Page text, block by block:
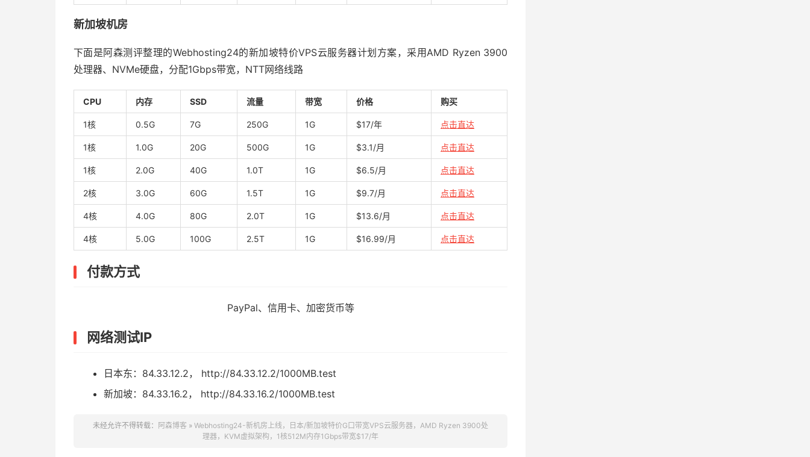
新加坡机房
下面是阿森测评整理的Webhosting24的新加坡特价VPS云服务器计划方案，采用AMD Ryzen 3900
处理器、NVMe硬盘，分配1Gbps带宽，NTT网络线路
CPU 内存 SSD 流量 带宽 价格 购买
1核 0.5G 7G 250G 1G $17/年 点击直达
1核 1.0G 20G 500G 1G $3.1/月 点击直达
1核 2.0G 40G 1.0T 1G $6.5/月 点击直达
2核 3.0G 60G 1.5T 1G $9.7/月 点击直达
4核 4.0G 80G 2.0T 1G $13.6/月 点击直达
4核 5.0G 100G 2.5T 1G $16.99/月 点击直达
付款方式
PayPal、信用卡、加密货币等
网络测试IP
日本东：84.33.12.2， http://84.33.12.2/1000MB.test
新加坡：84.33.16.2， http://84.33.16.2/1000MB.test
未经允许不得转载： 阿森博客 » Webhosting24-新机房上线，日本/新加坡特价G口带宽VPS云服务器，AMD Ryzen 3900处
理器，KVM虚拟架构，1核512M内存1Gbps带宽$17/年